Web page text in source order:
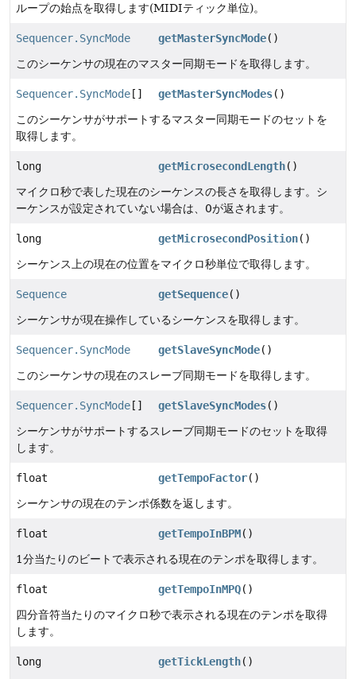
ループの始点を取得します(MIDIティック単位)。
Sequencer.SyncMode getMasterSyncMode()
このシーケンサの現在のマスター同期モードを取得します。
Sequencer.SyncMode [] getMasterSyncModes()
このシーケンサがサポートするマスター同期モードのセットを
取得します。
long getMicrosecondLength()
マイクロ秒で表した現在のシーケンスの長さを取得します。シ
ーケンスが設定されていない場合は、0が返されます。
long getMicrosecondPosition()
シーケンス上の現在の位置をマイクロ秒単位で取得します。
Sequence getSequence()
シーケンサが現在操作しているシーケンスを取得します。
Sequencer.SyncMode getSlaveSyncMode()
このシーケンサの現在のスレーブ同期モードを取得します。
Sequencer.SyncMode [] getSlaveSyncModes()
シーケンサがサポートするスレーブ同期モードのセットを取得
します。
float getTempoFactor()
シーケンサの現在のテンポ係数を返します。
float getTempoInBPM()
1分当たりのビートで表示される現在のテンポを取得します。
float getTempoInMPQ()
四分音符当たりのマイクロ秒で表示される現在のテンポを取得
します。
long getTickLength()